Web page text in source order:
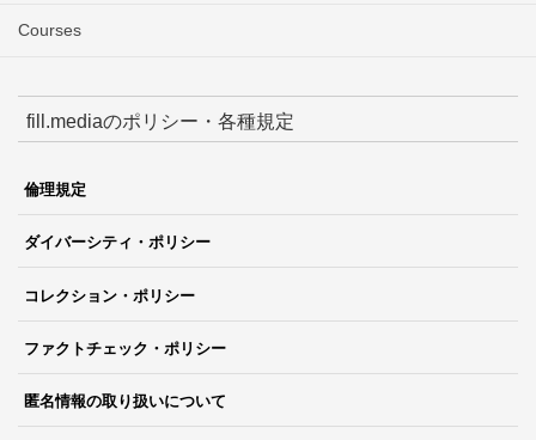
Courses
fill.mediaのポリシー・各種規定
倫理規定
ダイバーシティ・ポリシー
コレクション・ポリシー
ファクトチェック・ポリシー
匿名情報の取り扱いについて